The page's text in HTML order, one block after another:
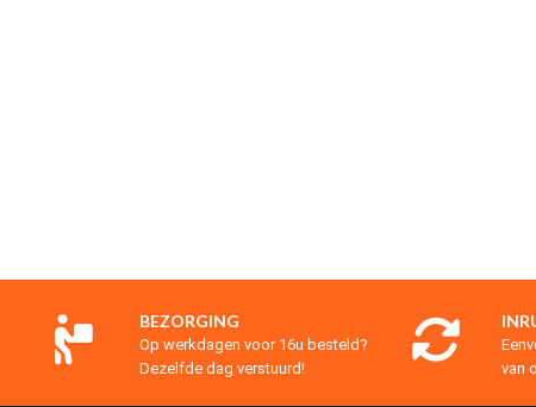
BEZORGING
Op werkdagen voor 16u besteld?
Dezelfde dag verstuurd!
van